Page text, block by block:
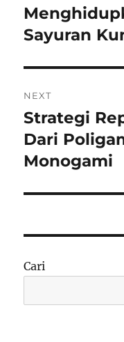
pos
Previous
post:
Sayuran
NEXT
Next
post:
Strategi
Dari
Monogami
Cari